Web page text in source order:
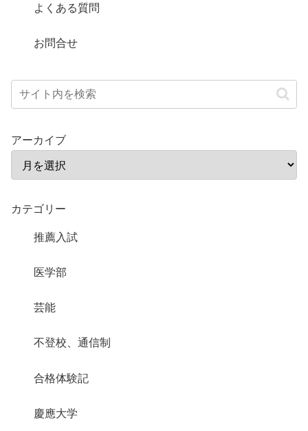
よくある質問
お問合せ
アーカイブ
カテゴリー
推薦入試
医学部
芸能
不登校、通信制
合格体験記
慶應大学